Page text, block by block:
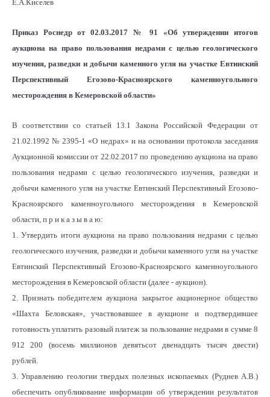
Е.А.Киселев
Приказ Роснедр от 02.03.2017 № 91 «Об утверждении итогов
аукциона на право пользования недрами с целью геологического
изучения, разведки и добычи каменного угля на участке Евтинский
Перспективный Егозово-Красноярского каменноугольного
месторождения в Кемеровской области»
В соответствии со статьей 13.1 Закона Российской Федерации от
21.02.1992 № 2395-1 «О недрах» и на основании протокола заседания
Аукционной комиссии от 22.02.2017 по проведению аукциона на право
пользования недрами с целью геологического изучения, разведки и
добычи каменного угля на участке Евтинский Перспективный Егозово-
Красноярского каменноугольного месторождения в Кемеровской
области, п р и к а з ы в а ю:
1. Утвердить итоги аукциона на право пользования недрами с целью
геологического изучения, разведки и добычи каменного угля на участке
Евтинский Перспективный Егозово-Красноярского каменноугольного
месторождения в Кемеровской области (далее - аукцион).
2. Признать победителем аукциона закрытое акционерное общество
«Шахта Беловская», участвовавшее в аукционе и подтвердившее
готовность уплатить разовый платеж за пользование недрами в сумме 8
912 200 (восемь миллионов девятьсот двенадцать тысяч двести)
рублей.
3. Управлению геологии твердых полезных ископаемых (Руднев А.В.)
обеспечить опубликование информации об утверждении результатов